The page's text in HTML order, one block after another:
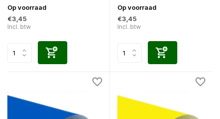
Op voorraad
€3,45
Incl. btw
Op voorraad
€3,45
Incl. btw